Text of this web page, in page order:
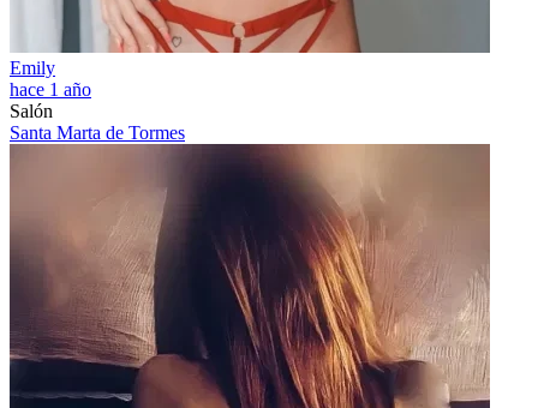
Emily
hace 1 año
Salón
Santa Marta de Tormes